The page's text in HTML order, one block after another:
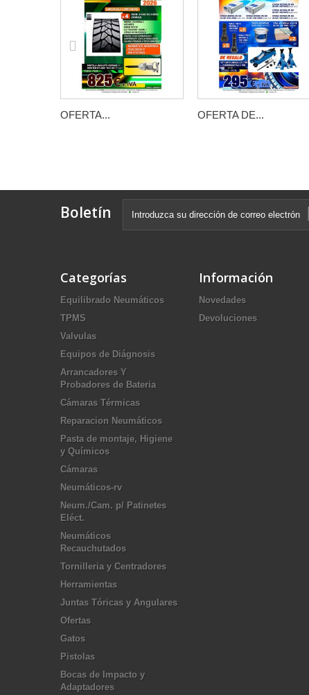
OFERTA... OFERTA DE...
Boletín
Categorías
Equilibrado Neumáticos
TPMS
Valvulas
Equipos de Diágnosis
Arrancadores Y
Probadores de Bateria
Cámaras Térmicas
Reparacion Neumáticos
Pasta de montaje, Higiene
y Químicos
Cámaras
Neumáticos-rv
Neum./Cam. p/ Patinetes
Eléct.
Neumáticos
Recauchutados
Tornilleria y Centradores
Herramientas
Juntas Tóricas y Angulares
Ofertas
Gatos
Pistolas
Bocas de Impacto y
Adaptadores
Información
Novedades
Devoluciones